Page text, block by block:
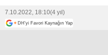
7.10.2022, 18:10(4 yıl)
+ DH'yi Favori Kaynağın Yap